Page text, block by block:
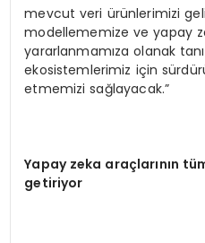
mevcut veri ürünlerimizi
modellememize ve yapay
yararlanmamıza olanak
ekosistemlerimiz için
etmemizi sağlayacak.”
Yapay zeka araçlarının t
getiriyor